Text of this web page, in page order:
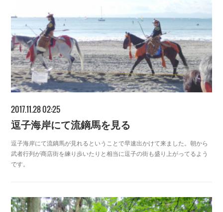
2017.11.28 02:25
逗子海岸にて流鏑馬を見る
逗子海岸にて流鏑馬が見れるということで早速出かけて来ました。朝から
武者行列が商店街を練り歩いたりと相当に逗子の街も盛り上がってるよう
です。